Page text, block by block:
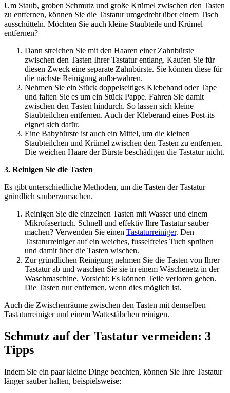
Um Staub, groben Schmutz und große Krümel zwischen den Tasten
zu entfernen, können Sie die Tastatur umgedreht über einem Tisch
ausschütteln. Möchten Sie auch kleine Staubteile und Krümel
entfernen?
Dann streichen Sie mit den Haaren einer Zahnbürste
zwischen den Tasten Ihrer Tastatur entlang. Kaufen Sie für
diesen Zweck eine separate Zahnbürste. Sie können diese für
die nächste Reinigung aufbewahren.
Nehmen Sie ein Stück doppelseitiges Klebeband oder Tape
und falten Sie es um ein Stück Pappe. Fahren Sie damit
zwischen den Tasten hindurch. So lassen sich kleine
Staubteilchen entfernen. Auch der Kleberand eines Post-its
eignet sich dafür.
Eine Babybürste ist auch ein Mittel, um die kleinen
Staubteilchen und Krümel zwischen den Tasten zu entfernen.
Die weichen Haare der Bürste beschädigen die Tastatur nicht.
3. Reinigen Sie die Tasten
Es gibt unterschiedliche Methoden, um die Tasten der Tastatur
gründlich sauberzumachen.
Reinigen Sie die einzelnen Tasten mit Wasser und einem
Mikrofasertuch. Schnell und effektiv Ihre Tastatur sauber
machen? Verwenden Sie einen Tastaturreiniger. Den
Tastaturreiniger auf ein weiches, fusselfreies Tuch sprühen
und damit über die Tasten wischen.
Zur gründlichen Reinigung nehmen Sie die Tasten von Ihrer
Tastatur ab und waschen Sie sie in einem Wäschenetz in der
Waschmaschine. Vorsicht: Es können Teile verloren gehen.
Die Tasten nur entfernen, wenn dies möglich ist.
Auch die Zwischenräume zwischen den Tasten mit demselben
Tastaturreiniger und einem Wattestäbchen reinigen.
Schmutz auf der Tastatur vermeiden: 3
Tipps
Indem Sie ein paar kleine Dinge beachten, können Sie Ihre Tastatur
länger sauber halten, beispielsweise: